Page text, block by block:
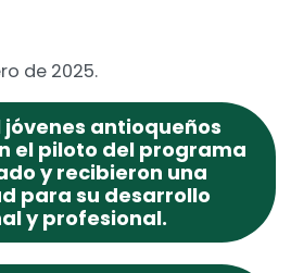
de 2025.
jóvenes antioqueños
el piloto del programa
y recibieron una
para su desarrollo
y profesional.